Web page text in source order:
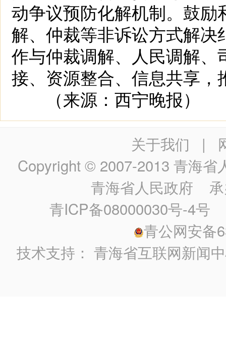
动争议预防化解机制。鼓
解、仲裁等非诉讼方式解
作与仲裁调解、人民调解
接、资源整合、信息共享
（来源：西宁晚报）
关于我们 |
Copyright © 2007-2013 青海省
青海省人民政府 承
青ICP备08000030号-4号
青公网安备
技术支持：青海省互联网新闻